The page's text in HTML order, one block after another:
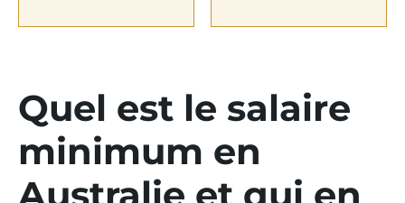
Quel est le salaire
minimum en